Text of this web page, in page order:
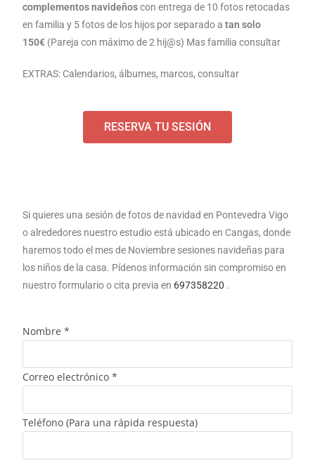
complementos navideñoscon entrega de 10 fotos retocadas
en familia y 5 fotos de los hijos por separado atan solo
150€ (Pareja con máximo de 2 hij@s) Mas familia consultar
EXTRAS: Calendarios, álbumes, marcos, consultar
RESERVA TU SESIÓN
Si quieres una sesión de fotos de navidad en Pontevedra Vigo
o alrededores nuestro estudio está ubicado en Cangas, donde
haremos todo el mes de Noviembre sesiones navideñas para
los niños de la casa. Pídenos información sin compromiso en
nuestro formulario o cita previa en 697358220 .
Nombre*
Correo electrónico*
Teléfono (Para una rápida respuesta)